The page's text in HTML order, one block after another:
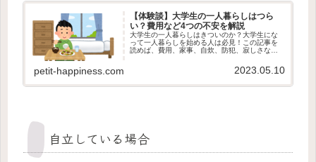
【体験談】大学生の一人暮らしはつら
い？費用など4つの不安を解説
大学生の一人暮らしはきついのか？大学生にな
って一人暮らしを始める人は必見！この記事を
読めば、費用、家事、自炊、防犯、寂しさなど
petit-happiness.com 2023.05.10
自立している場合